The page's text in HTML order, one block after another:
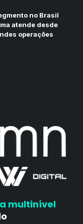
no Brasil
atende desde
operações
multinível